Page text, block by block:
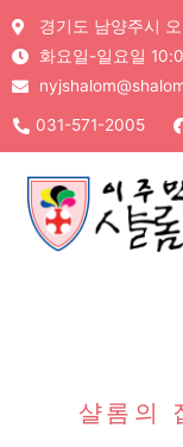
경기도 남양주시
화요일-일요일
031-571-2005
샬롬의